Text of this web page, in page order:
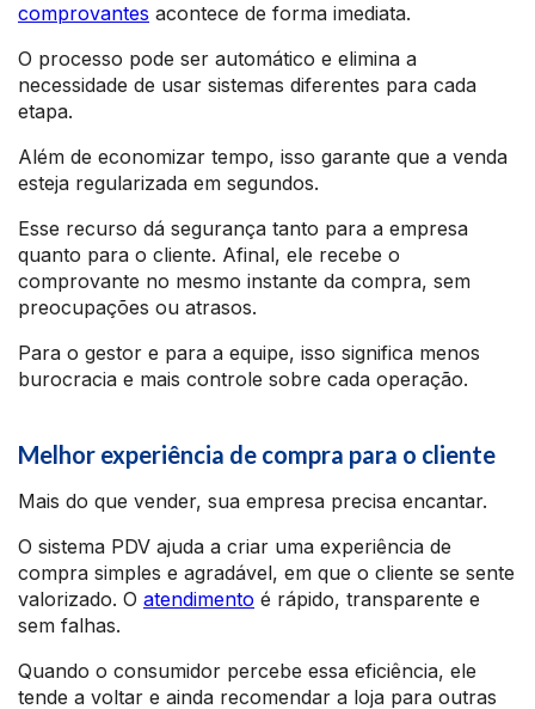
comprovantes acontece de forma imediata.
O processo pode ser automático e elimina a
necessidade de usar sistemas diferentes para cada
etapa.
Além de economizar tempo, isso garante que a venda
esteja regularizada em segundos.
Esse recurso dá segurança tanto para a empresa
quanto para o cliente. Afinal, ele recebe o
comprovante no mesmo instante da compra, sem
preocupações ou atrasos.
Para o gestor e para a equipe, isso significa menos
burocracia e mais controle sobre cada operação.
Melhor experiência de compra para o cliente
Mais do que vender, sua empresa precisa encantar.
O sistema PDV ajuda a criar uma experiência de
compra simples e agradável, em que o cliente se sente
valorizado. O atendimento é rápido, transparente e
sem falhas.
Quando o consumidor percebe essa eficiência, ele
tende a voltar e ainda recomendar a loja para outras